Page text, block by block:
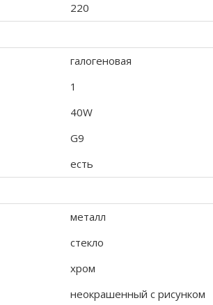
220
галогеновая
1
40W
G9
есть
металл
стекло
хром
неокрашенный с рисунком